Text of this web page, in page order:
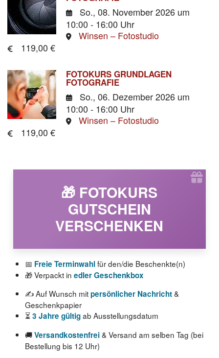
So., 08. November 2026 um
10:00 - 16:00 Uhr
Winsen – Fotostudio
119,00 €
FOTOKURS GRUNDLAGEN
FOTOGRAFIE
So., 06. Dezember 2026 um
10:00 - 16:00 Uhr
Winsen – Fotostudio
119,00 €
🎁 FOTOKURS
GUTSCHEIN
VERSCHENKEN
📅 Freie Terminwahlfür den/die Beschenkte(n)
🎁 Verpackt in edler Geschenkbox
✍️ Auf Wunsch mitpersönlicher Nachricht&
Geschenkpapier
⏳3 Jahre gültigab Ausstellungsdatum
🚚Versandkostenfrei& Versand am selben Tag (bei
Bestellung bis 12 Uhr)